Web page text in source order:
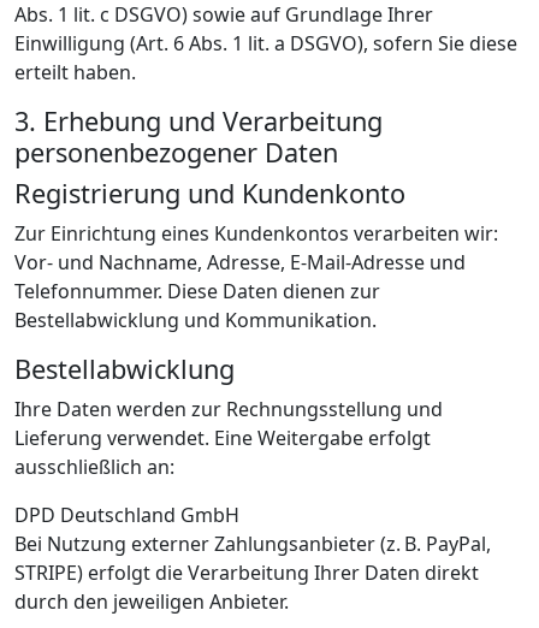
Abs. 1 lit. c DSGVO) sowie auf Grundlage Ihrer
Einwilligung (Art. 6 Abs. 1 lit. a DSGVO), sofern Sie diese
erteilt haben.
3. Erhebung und Verarbeitung
personenbezogener Daten
Registrierung und Kundenkonto
Zur Einrichtung eines Kundenkontos verarbeiten wir:
Vor- und Nachname, Adresse, E-Mail-Adresse und
Telefonnummer. Diese Daten dienen zur
Bestellabwicklung und Kommunikation.
Bestellabwicklung
Ihre Daten werden zur Rechnungsstellung und
Lieferung verwendet. Eine Weitergabe erfolgt
ausschließlich an:
DPD Deutschland GmbH
Bei Nutzung externer Zahlungsanbieter (z. B. PayPal,
STRIPE) erfolgt die Verarbeitung Ihrer Daten direkt
durch den jeweiligen Anbieter.